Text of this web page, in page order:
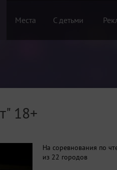
Места С детьми
18+
На соревнования по
из 22 городов